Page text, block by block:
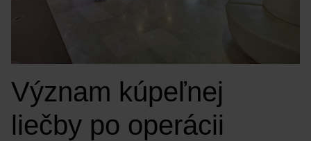
Význam kúpeľnej
liečby po operácii